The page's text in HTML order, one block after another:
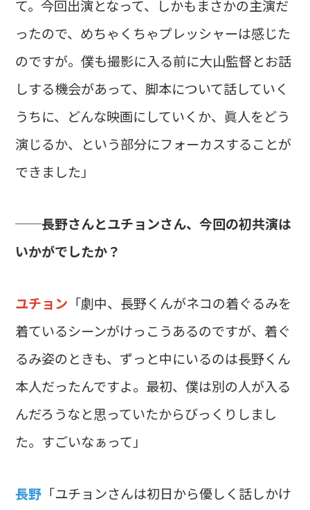
て。今回出演となって、しかもまさかの主演だ
ったので、めちゃくちゃプレッシャーは感じた
のですが。僕も撮影に入る前に大山監督とお話
しする機会があって、脚本について話していく
うちに、どんな映画にしていくか、眞人をどう
演じるか、という部分にフォーカスすることが
できました」
──長野さんとユチョンさん、今回の初共演は
いかがでしたか？
ユチョン 「劇中、長野くんがネコの着ぐるみを
着ているシーンがけっこうあるのですが、着ぐ
るみ姿のときも、ずっと中にいるのは長野くん
本人だったんですよ。最初、僕は別の人が入る
んだろうなと思っていたからびっくりしまし
た。すごいなぁって」
長野 「ユチョンさんは初日から優しく話しかけ